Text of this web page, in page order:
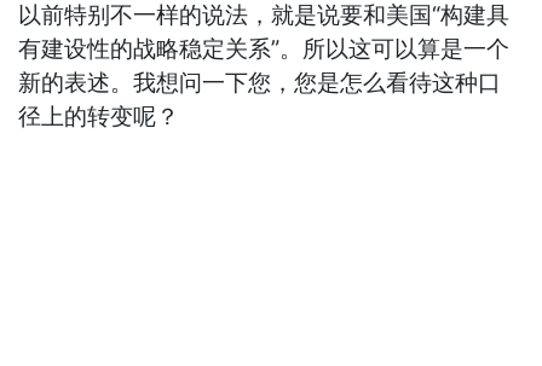
以前特别不一样的说法，就是说要和美国“构建具
有建设性的战略稳定关系”。所以这可以算是一个
新的表述。我想问一下您，您是怎么看待这种口
径上的转变呢？